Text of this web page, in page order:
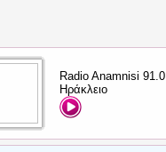
Radio Anamnisi 91.0
Ηράκλειο